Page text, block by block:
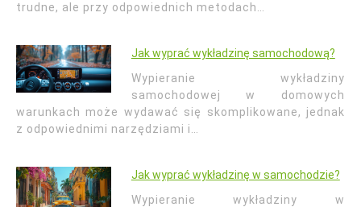
trudne, ale przy odpowiednich metodach…
Jak wyprać wykładzinę samochodową?
Wypieranie wykładziny
samochodowej w domowych
warunkach może wydawać się skomplikowane, jednak
z odpowiednimi narzędziami i…
Jak wyprać wykładzinę w samochodzie?
Wypieranie wykładziny w